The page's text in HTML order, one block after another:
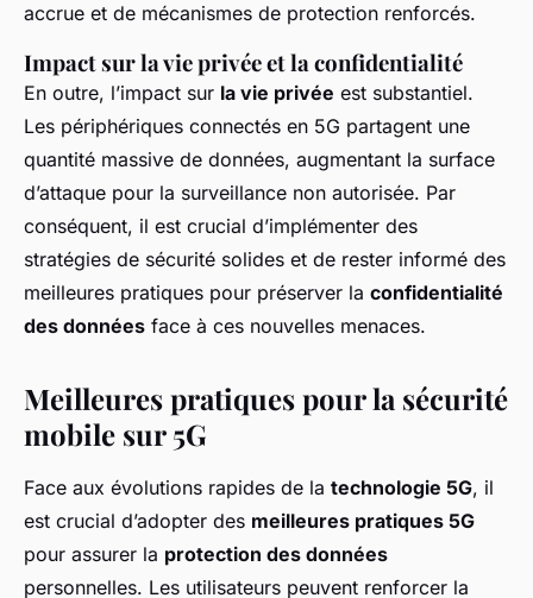
accrue et de mécanismes de protection renforcés.
Impact sur la vie privée et la confidentialité
En outre, l’impact sur la vie privée est substantiel.
Les périphériques connectés en 5G partagent une
quantité massive de données, augmentant la surface
d’attaque pour la surveillance non autorisée. Par
conséquent, il est crucial d’implémenter des
stratégies de sécurité solides et de rester informé des
meilleures pratiques pour préserver la confidentialité
des données face à ces nouvelles menaces.
Meilleures pratiques pour la sécurité
mobile sur 5G
Face aux évolutions rapides de la technologie 5G, il
est crucial d’adopter des meilleures pratiques 5G
pour assurer la protection des données
personnelles. Les utilisateurs peuvent renforcer la